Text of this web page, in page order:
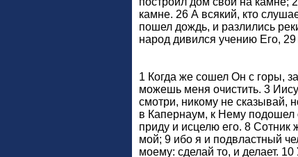
камне. 26 А всякий, кто
пошел дождь, и разлились
народ дивился учению Его,
1 Когда же сошел Он с горы,
можешь меня очистить. 3
смотри, никому не сказывай,
в Капернаум, к Нему подошел
приду и исцелю его. 8 Сотник
мой; 9 ибо я и подвластный
моему: сделай то, и делает.